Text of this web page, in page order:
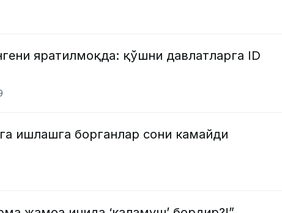
яратилмоқда: қўшни давлатларга ID
ишлашга борганлар сони камайди